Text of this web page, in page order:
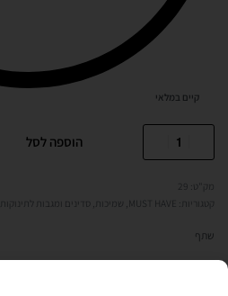
קיים במלאי
הוספה לסל
29
קטגוריות: MUST HAVE שמיכות, סדינים ומגבות לתינוקות
שתף